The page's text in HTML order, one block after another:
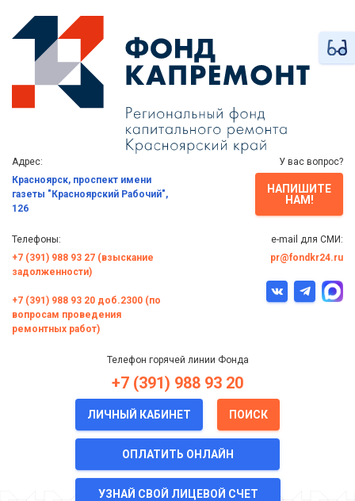
Адрес:
Красноярск, проспект имени
газеты "Красноярский Рабочий",
126
Телефоны:
+7 (391) 988 93 27 (взыскание
задолженности)
+7 (391) 988 93 20 доб.2300 (по
вопросам проведения
ремонтных работ)
У вас вопрос?
НАПИШИТЕ
НАМ!
e-mail для СМИ:
pr@fondkr24.ru
Телефон горячей линии Фонда
+7 (391) 988 93 20
ЛИЧНЫЙ КАБИНЕТ ПОИСК
ОПЛАТИТЬ ОНЛАЙН
УЗНАЙ СВОЙ ЛИЦЕВОЙ СЧЕТ